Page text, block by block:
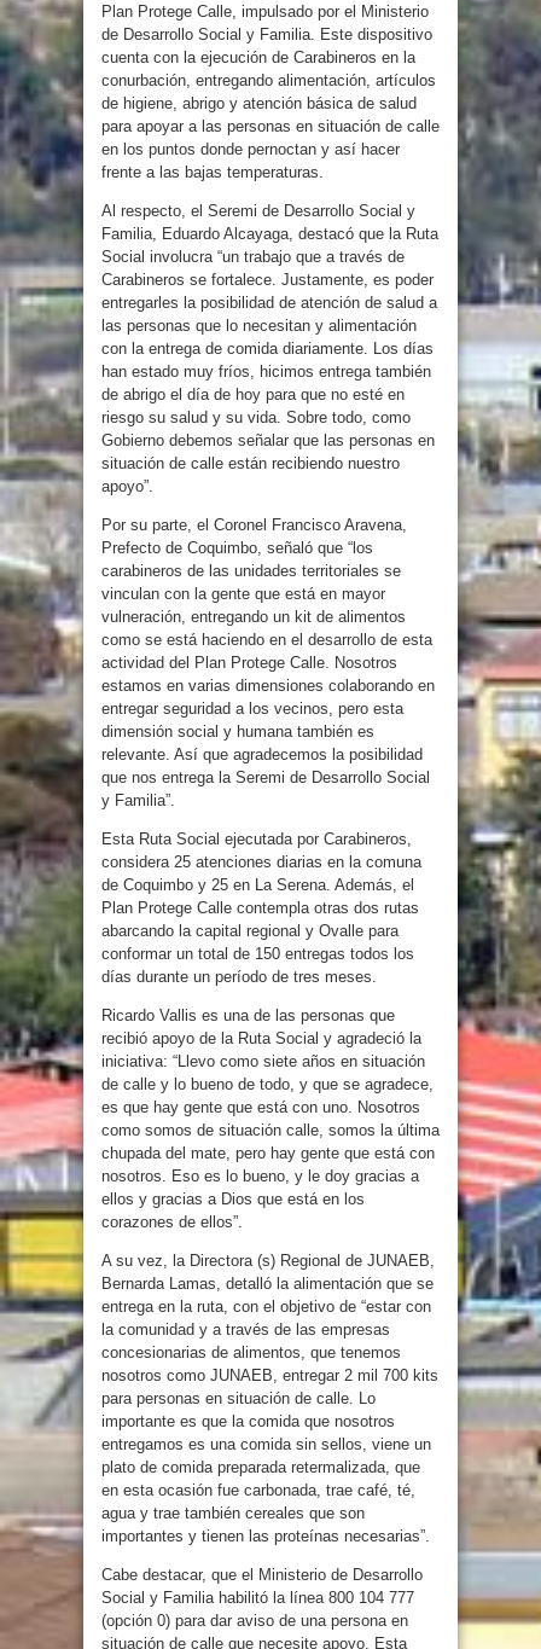
Plan Protege Calle, impulsado por el Ministerio
de Desarrollo Social y Familia. Este dispositivo
cuenta con la ejecución de Carabineros en la
conurbación, entregando alimentación, artículos
de higiene, abrigo y atención básica de salud
para apoyar a las personas en situación de calle
en los puntos donde pernoctan y así hacer
frente a las bajas temperaturas.
Al respecto, el Seremi de Desarrollo Social y
Familia, Eduardo Alcayaga, destacó que la Ruta
Social involucra “un trabajo que a través de
Carabineros se fortalece. Justamente, es poder
entregarles la posibilidad de atención de salud a
las personas que lo necesitan y alimentación
con la entrega de comida diariamente. Los días
han estado muy fríos, hicimos entrega también
de abrigo el día de hoy para que no esté en
riesgo su salud y su vida. Sobre todo, como
Gobierno debemos señalar que las personas en
situación de calle están recibiendo nuestro
apoyo”.
Por su parte, el Coronel Francisco Aravena,
Prefecto de Coquimbo, señaló que “los
carabineros de las unidades territoriales se
vinculan con la gente que está en mayor
vulneración, entregando un kit de alimentos
como se está haciendo en el desarrollo de esta
actividad del Plan Protege Calle. Nosotros
estamos en varias dimensiones colaborando en
entregar seguridad a los vecinos, pero esta
dimensión social y humana también es
relevante. Así que agradecemos la posibilidad
que nos entrega la Seremi de Desarrollo Social
y Familia”.
Esta Ruta Social ejecutada por Carabineros,
considera 25 atenciones diarias en la comuna
de Coquimbo y 25 en La Serena. Además, el
Plan Protege Calle contempla otras dos rutas
abarcando la capital regional y Ovalle para
conformar un total de 150 entregas todos los
días durante un período de tres meses.
Ricardo Vallis es una de las personas que
recibió apoyo de la Ruta Social y agradeció la
iniciativa: “Llevo como siete años en situación
de calle y lo bueno de todo, y que se agradece,
es que hay gente que está con uno. Nosotros
como somos de situación calle, somos la última
chupada del mate, pero hay gente que está con
nosotros. Eso es lo bueno, y le doy gracias a
ellos y gracias a Dios que está en los
corazones de ellos”.
A su vez, la Directora (s) Regional de JUNAEB,
Bernarda Lamas, detalló la alimentación que se
entrega en la ruta, con el objetivo de “estar con
la comunidad y a través de las empresas
concesionarias de alimentos, que tenemos
nosotros como JUNAEB, entregar 2 mil 700 kits
para personas en situación de calle. Lo
importante es que la comida que nosotros
entregamos es una comida sin sellos, viene un
plato de comida preparada retermalizada, que
en esta ocasión fue carbonada, trae café, té,
agua y trae también cereales que son
importantes y tienen las proteínas necesarias”.
Cabe destacar, que el Ministerio de Desarrollo
Social y Familia habilitó la línea 800 104 777
(opción 0) para dar aviso de una persona en
situación de calle que necesite apoyo. Esta